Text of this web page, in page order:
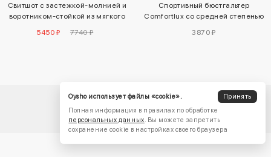
Свитшот с застежкой-молнией и
воротником-стойкой из мягкого
5450 ₽ 7740 ₽
Спортивный бюстгальтер
Comfortlux со средней степенью
3870 ₽
Oysho использует файлы «cookie».
Принять
Полная информация в правилах по обработке
персональных данных. Вы можете запретить
сохранение cookie в настройках своего браузера